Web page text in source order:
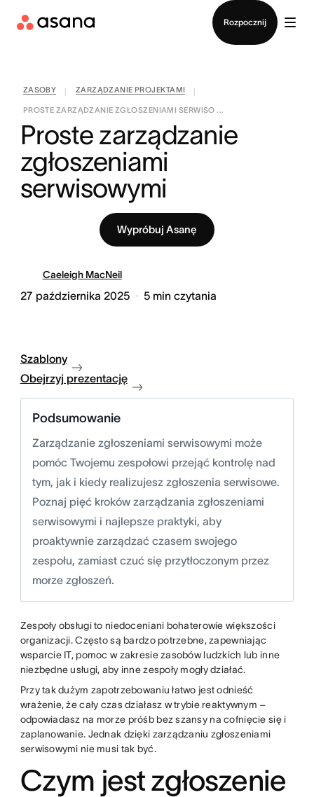
Rozpocznij
ZASOBY ZARZĄDZANIE PROJEKTAMI
PROSTE ZARZĄDZANIE ZGŁOSZENIAMI SERWISO ...
Proste zarządzanie
zgłoszeniami
serwisowymi
Wypróbuj Asanę
Caeleigh MacNeil
27 października 2025 5 min czytania
Szablony
Obejrzyj prezentację
Podsumowanie
Zarządzanie zgłoszeniami serwisowymi może
pomóc Twojemu zespołowi przejąć kontrolę nad
tym, jak i kiedy realizujesz zgłoszenia serwisowe.
Poznaj pięć kroków zarządzania zgłoszeniami
serwisowymi i najlepsze praktyki, aby
proaktywnie zarządzać czasem swojego
zespołu, zamiast czuć się przytłoczonym przez
morze zgłoszeń.
Zespoły obsługi to niedoceniani bohaterowie większości
organizacji. Często są bardzo potrzebne, zapewniając
wsparcie IT, pomoc w zakresie zasobów ludzkich lub inne
niezbędne usługi, aby inne zespoły mogły działać.
Przy tak dużym zapotrzebowaniu łatwo jest odnieść
wrażenie, że cały czas działasz w trybie reaktywnym –
odpowiadasz na morze próśb bez szansy na cofnięcie się i
zaplanowanie. Jednak dzięki zarządzaniu zgłoszeniami
serwisowymi nie musi tak być.
Czym jest zgłoszenie